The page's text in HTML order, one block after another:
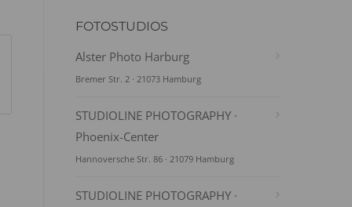
FOTOSTUDIOS
Alster Photo Harburg
Bremer Str. 2 · 21073 Hamburg
STUDIOLINE PHOTOGRAPHY ·
Phoenix-Center
Hannoversche Str. 86 · 21079 Hamburg
STUDIOLINE PHOTOGRAPHY ·